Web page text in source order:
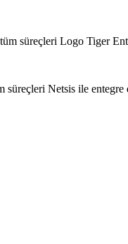
süreçleri Logo Tiger
Netsis ile entegre